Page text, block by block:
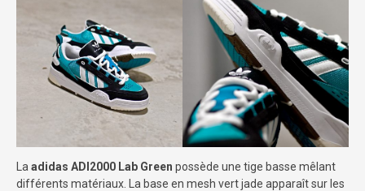
La adidas ADI2000 Lab Green possède une tige basse mêlant
différents matériaux. La base en mesh vert jade apparaît sur les